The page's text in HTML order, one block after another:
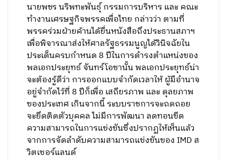
นายพชร นริพทะพันธุ์ กรรมการบริหาร และ คณะ
ทำงานเศรษฐกิจพรรคเพื่อไทย กล่าวว่า ตามที่
พรรคร่วมฝ่ายค้านได้ยื่นหนังสือถึงประธานสภาฯ
เพื่อพิจารณาส่งให้ศาลรัฐธรรมนูญได้วินิจฉัยใน
ประเด็นครบกำหนด 8 ปีในการดำรงตำแหน่งของ
พลเอกประยุทธ์ จันทร์โอชานั้น พลเอกประยุทธ์น่า
จะต้องรู้ดีว่า การออกแบบจำกัดเวลาให้ ผู้มีอำนาจ
อยู่จำกัดไว้ที่ 8 ปีก็เพื่อ เสถียรภาพ และ ดุลยภาพ
ของประเทศ เกินจากนี้ ระบบราชการจะถดถอย
จะยึดติดตัวบุคคล ไม่มีการพัฒนา ลดทอนขีด
ความสามารถในการแข่งขันซึ่งปรากฏให้เห็นแล้ว
จากการจัดลำดับความสามารถแข่งขันของ IMD ส
วิตเซอร์แลนด์